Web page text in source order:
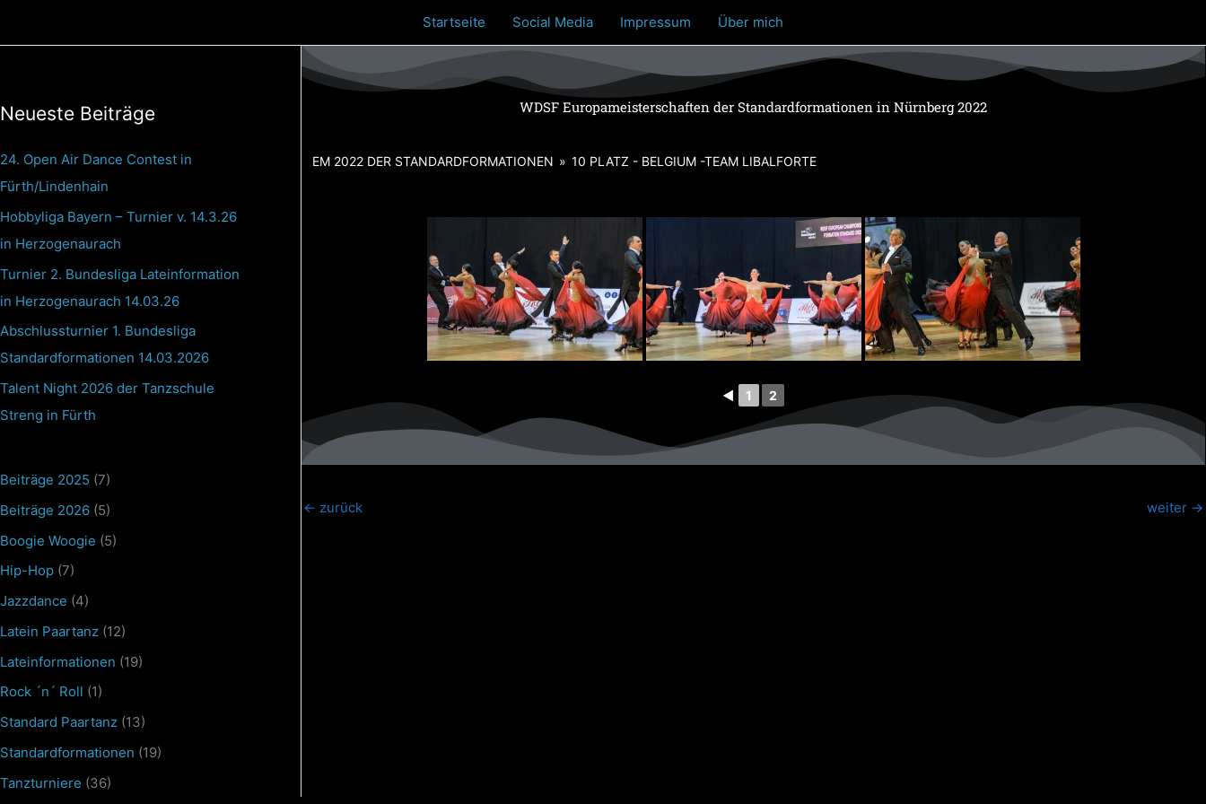
Startseite Social Media Impressum Über mich
Neueste Beiträge
24. Open Air Dance Contest in
Fürth/Lindenhain
Hobbyliga Bayern – Turnier v. 14.3.26
in Herzogenaurach
Turnier 2. Bundesliga Lateinformation
in Herzogenaurach 14.03.26
Abschlussturnier 1. Bundesliga
Standardformationen 14.03.2026
Talent Night 2026 der Tanzschule
Streng in Fürth
Beiträge 2025 (7)
Beiträge 2026 (5)
Boogie Woogie (5)
Hip-Hop (7)
Jazzdance (4)
Latein Paartanz (12)
Lateinformationen (19)
Rock ´n´ Roll (1)
Standard Paartanz (13)
Standardformationen (19)
Tanzturniere (36)
WDSF Europameisterschaften der Standardformationen in Nürnberg 2022
EM 2022 DER STANDARDFORMATIONEN » 10 PLATZ - BELGIUM -TEAM LIBALFORTE
◄ 1 2
← zurück weiter →